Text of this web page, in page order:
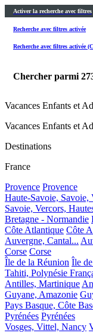
Activer la recherche avec filtres
Recherche avec filtres activée
Recherche avec filtres activée
Chercher parmi
Vacances Enfants et
Vacances Enfants et
Destinations
France
Provence Provence
Haute-Savoie, Savoie,
Savoie, Vercors,
Bretagne - Normandie
Côte Atlantique Côte
Auvergne, Cantal...
Corse Corse
Île de la Réunion Île
Tahiti, Polynésie
Antilles, Martinique
Guyane, Amazonie
Pays Basque, Côte
Pyrénées Pyrénées
Vosges, Vittel, Nancy